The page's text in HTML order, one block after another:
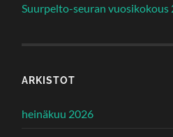
Suurpelto-seuran vuosikokous
ARKISTOT
heinäkuu 2026